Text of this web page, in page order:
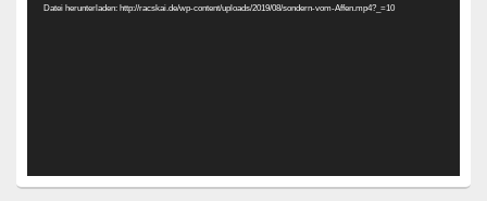
Datei herunterladen: http://racskai.de/wp-content/uploads/2019/08/sondern-vom-Affen.mp4?_=10